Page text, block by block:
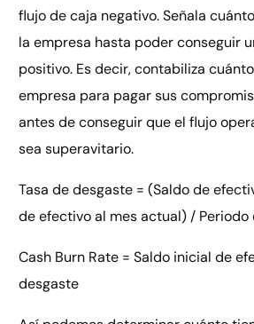
flujo de caja negativo. Señala
la empresa hasta poder conseguir
positivo. Es decir, contabiliza
empresa para pagar sus
antes de conseguir que el flujo
sea superavitario.
Tasa de desgaste = (Saldo de
de efectivo al mes actual) / Periodo
Cash Burn Rate = Saldo inicial de
desgaste